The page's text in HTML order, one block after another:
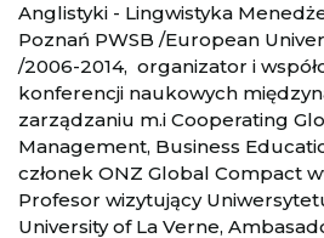
Anglistyki - Lingwistyka
Poznań PWSB /European
/2006-2014, organizator i
konferencji naukowych
zarządzaniu m.i Cooperating
Management, Business
członek ONZ Global Compact
Profesor wizytujący
University of La Verne,